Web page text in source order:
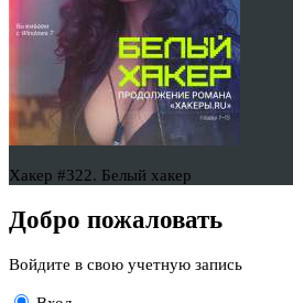
Хакер #322. Белый хакер
Добро пожаловать
Войдите в свою учетную запись